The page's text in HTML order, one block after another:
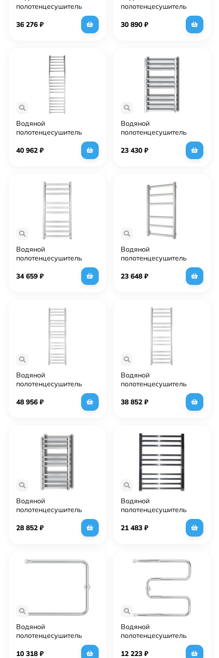
полотенцесушитель
Хром
36 276 ₽
полотенцесушитель
Grota Vista 530х1200
Хром
30 890 ₽
Водяной
полотенцесушитель
Grota Primo 480х1500
Хром
40 962 ₽
Водяной
полотенцесушитель
Grota Eco Classic 48х90
Хром
23 430 ₽
Водяной
полотенцесушитель
Grota Vento 63х90 Хром
34 659 ₽
Водяной
полотенцесушитель
Grota Moda 53х90 Хром
23 648 ₽
Водяной
полотенцесушитель
Grota Vento 53х150 Хром
48 956 ₽
Водяной
полотенцесушитель
Grota Vento 48х120 Хром
38 852 ₽
Водяной
полотенцесушитель
Grota Estro 48х90 Хром
28 852 ₽
Водяной
полотенцесушитель
Grota Classic 53х60 Хром
21 483 ₽
Водяной
полотенцесушитель
Grota Modesto 60х70
Хром
10 318 ₽
Водяной
полотенцесушитель
Grota Kamelo 500х600
Хром
12 223 ₽